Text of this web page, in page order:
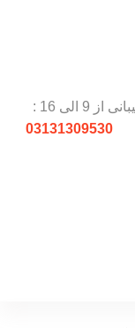
از 9 الی 16 :
03131309530